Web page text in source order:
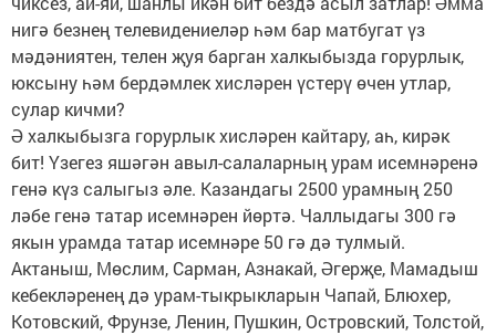
нигә безнең телевидениеләр һәм бар матбугат үз
мәдәниятен, телен җуя барган халкыбызда горурлык,
юксыну һәм бердәмлек хисләрен үстерү өчен утлар,
сулар кичми?
Ә халкыбызга горурлык хисләрен кайтару, аһ, кирәк
бит! Үзегез яшәгән авыл-салаларның урам исемнәренә
генә күз салыгыз әле. Казандагы 2500 урамның 250
ләбе генә татар исемнәрен йөртә. Чаллыдагы 300 гә
якын урамда татар исемнәре 50 гә дә тулмый.
Актаныш, Мөслим, Сарман, Азнакай, Әгерҗе, Мамадыш
кебекләренең дә урам-тыкрыкларын Чапай, Блюхер,
Котовский, Фрунзе, Ленин, Пушкин, Островский, Толстой,